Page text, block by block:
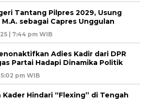
Tantang Pilpres 2029, Usung
M.A. sebagai Capres Unggulan
| 7:44 pm WIB
Adies Kadir dari DPR
Partai Hadapi Dinamika Politik
pm WIB
Hindari “Flexing” di Tengah